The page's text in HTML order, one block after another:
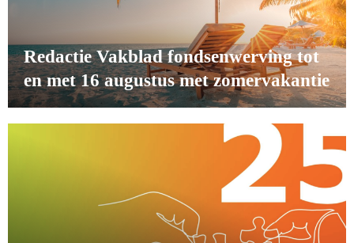
Redactie Vakblad fondsenwerving tot
en met 16 augustus met zomervakantie